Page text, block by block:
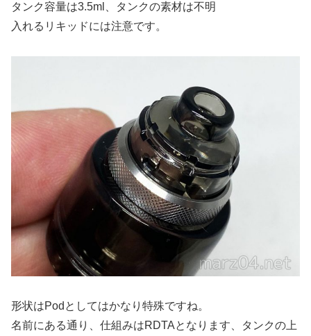
タンク容量は3.5ml、タンクの素材は不明
入れるリキッドには注意です。
形状はPodとしてはかなり特殊ですね。
名前にある通り、仕組みはRDTAとなります、タンクの上